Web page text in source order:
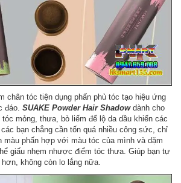
chân tóc tiện dụng phấn phủ tóc tạo hiệu ứng
đáo. SUAKE Powder Hair Shadowdành cho
mỏng, thưa, bò liếm để lộ da dầu khiến các
bạn chẳng cần tốn quá nhiều công sức, chỉ
màu phấn hợp với màu tóc của mình và dặm
giấu nhẹm nhược điểm tóc thưa. Giúp bạn tự
không còn lo lắng nữa.